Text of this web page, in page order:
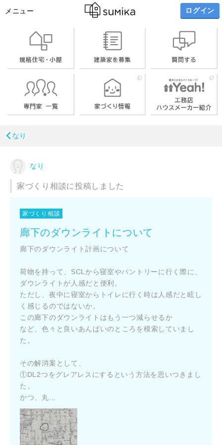
メニュー ログイン
なり
なり
家づくり相談に投稿しました
家づくり相談
廊下のダウンライトについて
廊下のダウンライト計画について
荷物を持って、SCLから寝室やパントリーに行く際に、
ダウンライトが人感だと便利。
ただし、夜中に寝室からトイレに行く時は人感だと眩し
く感じるのではないか。
この廊下のダウンライトはもう一つ減らせるか
など、色々と良いあんばいのところを模索していまし
た。
その解消案として、
①DL2つをグレアレスにするという方法を思いつきまし
た。
かつ、丸...
キャンセル
SuMiKaにユーザー登録する
閉じる